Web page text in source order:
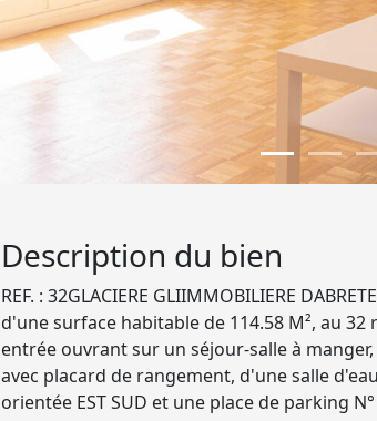
Description du bien
REF. : 32GLACIERE GLIIMMOBILIERE
d'une surface habitable de 114.58 M², au
entrée ouvrant sur un séjour-salle à
avec placard de rangement, d'une salle
orientée EST SUD et une place de parking